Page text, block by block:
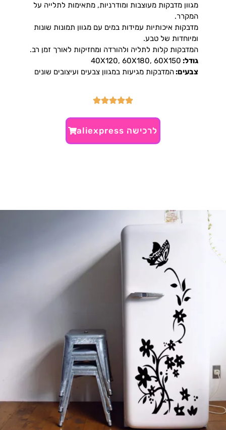
מגוון מדבקות מעוצבות ומודרניות, מתאימות לתלייה על
המקרר.
מדבקות איכותיות עמידות במים עם מגוון תמונות שונות
ומיוחדות של טבע.
המדבקות קלות לתליה ולהורדה ומחזיקות לאורך זמן רב.
גודל: 40X120, 60X180, 60X150
צבעים:המדבקות מגיעות במגוון צבעים ועיצובים שונים
לרכישה aliexpress